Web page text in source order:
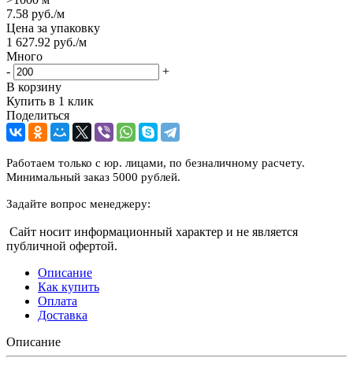
7.58 руб./м
Цена за упаковку
1 627.92 руб./м
Много
-
+
В корзину
Купить в 1 клик
Поделиться
Работаем только с юр. лицами, по безналичному расчету.
Минимальный заказ 5000 рублей.
Задайте вопрос менеджеру:
Сайт носит информационный характер и не является
публичной офертой.
Описание
Как купить
Оплата
Доставка
Описание